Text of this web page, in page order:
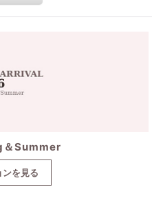
Summer
ンを見る